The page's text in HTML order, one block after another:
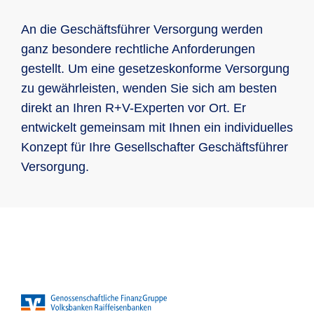
Altersvorsorge
niedrigerem Ertragsanteil versteuert
wertigen Zusatzbausteinen individuell
ergänzt werden
Absicherung der Ehepartner und Kinder
und unbegrenzt mit dem gesamten
Privatvermögen! … auch bei der GmbH
od. bei ehrenamtlicher Tätigkeit! Denn
die sog. „Organhaftung“ (vgl. § 43
GmbHG, 93 AktG, § 34 GenG) ist eine
höchst-persönliche Haftung!
Die richtige Managerhaftung wehr
unberechtigte Ansprüche effektiv ab
An die Geschäftsführer Versorgung werden
ganz besondere rechtliche Anforderungen
gestellt. Um eine gesetzeskonforme Versorgung
zu gewährleisten, wenden Sie sich am besten
direkt an Ihren R+V-Experten vor Ort. Er
entwickelt gemeinsam mit Ihnen ein individuelles
Konzept für Ihre Gesellschafter Geschäftsführer
Versorgung.